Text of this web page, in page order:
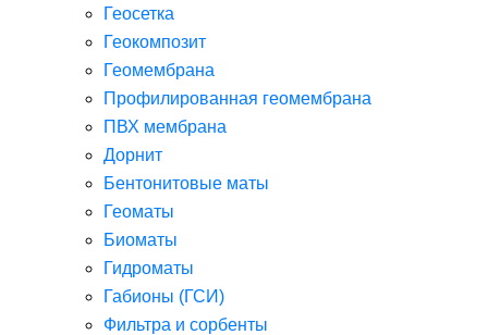
Геосетка
Геокомпозит
Геомембрана
Профилированная геомембрана
ПВХ мембрана
Дорнит
Бентонитовые маты
Геоматы
Биоматы
Гидроматы
Габионы (ГСИ)
Фильтра и сорбенты